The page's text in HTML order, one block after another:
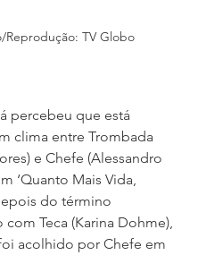
Reprodução: TV Globo
percebeu que está
clima entre Trombada
e Chefe (Alessandro
‘Quanto Mais Vida,
do término
Teca (Karina Dohme),
acolhido por Chefe em